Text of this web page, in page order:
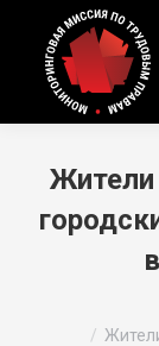
Жители